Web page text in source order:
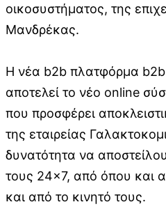
οικοσυστήματος, της
Μανδρέκας.
Η νέα b2b πλατφόρμα
αποτελεί το νέο online
που προσφέρει
της εταιρείας
δυνατότητα να
τους 24×7, από όπου και
και από το κινητό τους.